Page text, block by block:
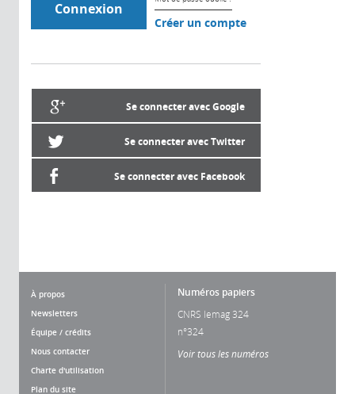
Créer un compte
Se connecter avec Google
Se connecter avec Twitter
Se connecter avec Facebook
À propos
Newsletters
Équipe / crédits
Nous contacter
Charte d'utilisation
Plan du site
Numéros papiers
CNRS lemag 324
n°324
Voir tous les numéros